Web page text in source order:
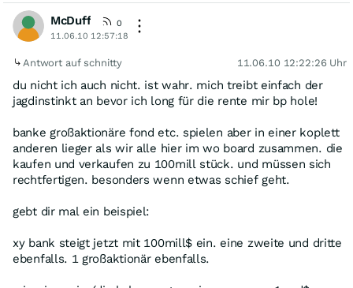
McDuff
0
11.06.10 12:57:18
Antwort auf schnitty 11.06.10 12:22:26 Uhr
du nicht ich auch nicht. ist wahr. mich treibt einfach der
jagdinstinkt an bevor ich long für die rente mir bp hole!
banke großaktionäre fond etc. spielen aber in einer koplett
anderen lieger als wir alle hier im wo board zusammen. die
kaufen und verkaufen zu 100mill stück. und müssen sich
rechtfertigen. besonders wenn etwas schief geht.
gebt dir mal ein beispiel:
xy bank steigt jetzt mit 100mill$ ein. eine zweite und dritte
ebenfalls. 1 großaktionär ebenfalls.